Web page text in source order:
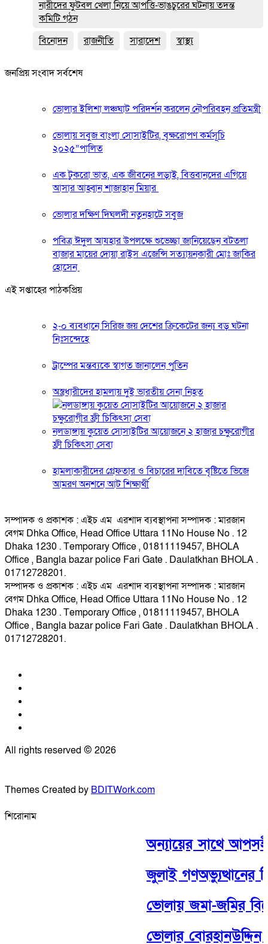
নারীদের ফুটবল খেলা নিয়ে আপত্তি-ভাঙচুরের ঘটনায় তদন্ত
কমিটি গঠন
বিনোদন
রাজনীতি সারাদেশ স্বাস্থ্য
জনপ্রিয় সংবাদ সর্বশেষ
ভোলার ইলিশা লঞ্চঘাট পরিদর্শন করলেন নৌপরিবহন প্রতিমন্ত্রী
ভোলায় সবুজ বাংলা সোসাইটির, বৃক্ষরোপণ কর্মসূচি
২০২৫”পালিত
এক টুকরো ভাত, এক জীবনের লড়াই, বিত্তবানদের এগিয়ে
আসার আহ্বান শাজাহান মিয়ার
ভোলার দক্ষিণ দিঘলদী নতুনহাটে সবুজ
পবিত্র ঈদুল আযহার উপলক্ষে শুভেচ্ছা জানিয়েছেন বটতলা
বাজার মায়ের দোয়া রাইস এজেন্সি সত্যায়নকারী মোঃ জাকির
হোসেন
এই সপ্তাহের পাঠকপ্রিয়
২-০ ব্যবধানে সিরিজ জয় দেশের ক্রিকেটের জন্য বড় ঘটনা
নিঃসন্দেহে
ট্রাম্পের মন্তব্যকে স্বাগত জানালেন পুতিন
অস্ত্রধারীদের হামলায় দুই ভারতীয় সেনা নিহত
নলডাঙ্গায় কুয়েত সোসাইটির আয়োজনে ২ হাজার চক্ষুরোগীর
ফ্রী চিকিৎসা সেবা
হামলাকারীদের গ্রেফতার ও বিচারের দাবিতে বৃষ্টিতে ভিজে
আমরণ অনশনে আট শিক্ষার্থী
সম্পাদক ও প্রকাশক : এইচ এম এরশাদ ব্যবস্থাপনা সম্পাদক : মারজান
বেগম Dhka Office, Head Office Uttara 11No House No . 12
Dhaka 1230 . Temporary Office , 01811119457, BHOLA
Office , Bangla bazar police Fari Gate . Daulatkhan BHOLA .
01712728201.
সম্পাদক ও প্রকাশক : এইচ এম এরশাদ ব্যবস্থাপনা সম্পাদক : মারজান
বেগম Dhka Office, Head Office Uttara 11No House No . 12
Dhaka 1230 . Temporary Office , 01811119457, BHOLA
Office , Bangla bazar police Fari Gate . Daulatkhan BHOLA .
01712728201.
All rights reserved © 2026
Themes Created by BDITWork.com
শিরোনাম
অন্যায়ের সাথে
জুলাই গণঅভ্যুত্থানের
ভোলায় জমা-জমির
ভোলার